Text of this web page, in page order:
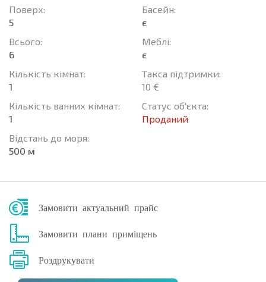
Поверх:
5
Всього:
6
Кількість кімнат:
1
Кількість ванних кімнат:
1
Відстань до моря:
500 м
Баcейн:
є
Меблі:
є
Такса підтримки:
10 €
Статус об'єкта:
Проданий
Замовити актуальний прайс
Замовити плани приміщень
Роздрукувати